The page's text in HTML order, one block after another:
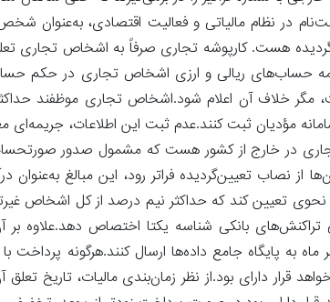
در نظام مالیاتی و فعالیت اقتصادی، به‌عنوان
هست. کارپوشه تجاری صرفاً به اشخاص تجاری
همه حساب‌های ریالی و ارزی اشخاص تجاری در
در خارج از کشور هست که مشمول صدور صورتحساب
تعیین کند که حداکثر نیم درصد از کل اشخاص
بانکی شناسه یکتا اختصاص دهد.علاوه بر
۱۰ روز پس از پایان هر ماه به پایگاه جامع داده‌ها ارسال
قرار دارای بود.از نظر زمان‌بندی مالیات، تاریخ